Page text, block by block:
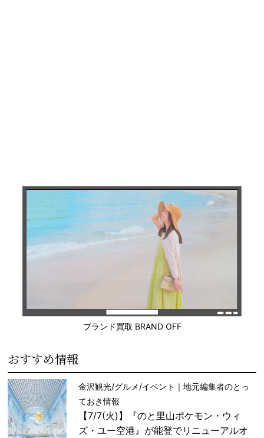
ブランド買取 BRAND OFF
おすすめ情報
金沢観光/グルメ/イベント｜地元編集者のとっ
ておき情報
【7/7(火)】『のと里山ポケモン・ウィ
ズ・ユー空港』が能登でリニューアルオ